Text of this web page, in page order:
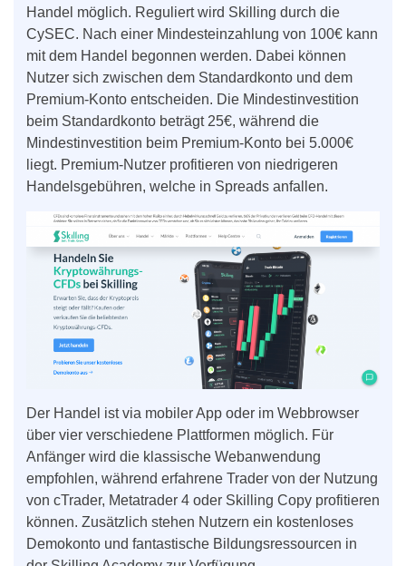
Handel möglich. Reguliert wird Skilling durch die
CySEC. Nach einer Mindesteinzahlung von 100€ kann
mit dem Handel begonnen werden. Dabei können
Nutzer sich zwischen dem Standardkonto und dem
Premium-Konto entscheiden. Die Mindestinvestition
beim Standardkonto beträgt 25€, während die
Mindestinvestition beim Premium-Konto bei 5.000€
liegt. Premium-Nutzer profitieren von niedrigeren
Handelsgebühren, welche in Spreads anfallen.
Der Handel ist via mobiler App oder im Webbrowser
über vier verschiedene Plattformen möglich. Für
Anfänger wird die klassische Webanwendung
empfohlen, während erfahrene Trader von der Nutzung
von cTrader, Metatrader 4 oder Skilling Copy profitieren
können. Zusätzlich stehen Nutzern ein kostenloses
Demokonto und fantastische Bildungsressourcen in